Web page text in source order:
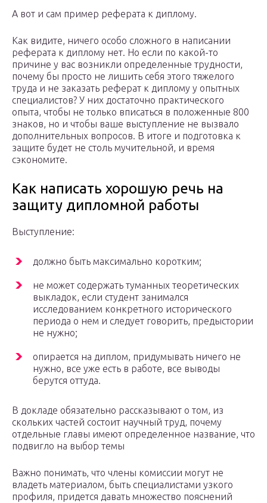
А вот и сам пример реферата к диплому.
Как видите, ничего особо сложного в написании
реферата к диплому нет. Но если по какой-то
причине у вас возникли определенные трудности,
почему бы просто не лишить себя этого тяжелого
труда и не заказать реферат к диплому у опытных
специалистов? У них достаточно практического
опыта, чтобы не только вписаться в положенные 800
знаков, но и чтобы ваше выступление не вызвало
дополнительных вопросов. В итоге и подготовка к
защите будет не столь мучительной, и время
сэкономите.
Как написать хорошую речь на
защиту дипломной работы
Выступление:
должно быть максимально коротким;
не может содержать туманных теоретических
выкладок, если студент занимался
исследованием конкретного исторического
периода о нем и следует говорить, предыстории
не нужно;
опирается на диплом, придумывать ничего не
нужно, все уже есть в работе, все выводы
берутся оттуда.
В докладе обязательно рассказывают о том, из
скольких частей состоит научный труд, почему
отдельные главы имеют определенное название, что
подвигло на выбор темы
Важно понимать, что члены комиссии могут не
владеть материалом, быть специалистами узкого
профиля, придется давать множество пояснений